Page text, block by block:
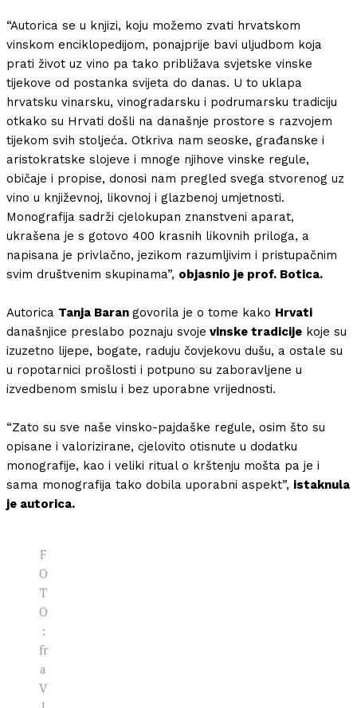
“Autorica se u knjizi, koju možemo zvati hrvatskom
vinskom enciklopedijom, ponajprije bavi uljudbom koja
prati život uz vino pa tako približava svjetske vinske
tijekove od postanka svijeta do danas. U to uklapa
hrvatsku vinarsku, vinogradarsku i podrumarsku tradiciju
otkako su Hrvati došli na današnje prostore s razvojem
tijekom svih stoljeća. Otkriva nam seoske, građanske i
aristokratske slojeve i mnoge njihove vinske regule,
običaje i propise, donosi nam pregled svega stvorenog uz
vino u književnoj, likovnoj i glazbenoj umjetnosti.
Monografija sadrži cjelokupan znanstveni aparat,
ukrašena je s gotovo 400 krasnih likovnih priloga, a
napisana je privlačno, jezikom razumljivim i pristupačnim
svim društvenim skupinama”, objasnio je prof. Botica.
Autorica Tanja Baran govorila je o tome kako Hrvati
današnjice preslabo poznaju svoje vinske tradicije koje su
izuzetno lijepe, bogate, raduju čovjekovu dušu, a ostale su
u ropotarnici prošlosti i potpuno su zaboravljene u
izvedbenom smislu i bez uporabne vrijednosti.
“Zato su sve naše vinsko-pajdaške regule, osim što su
opisane i valorizirane, cjelovito otisnute u dodatku
monografije, kao i veliki ritual o krštenju mošta pa je i
sama monografija tako dobila uporabni aspekt”, istaknula
je autorica.
F
O
T
O
:
fr
a
V